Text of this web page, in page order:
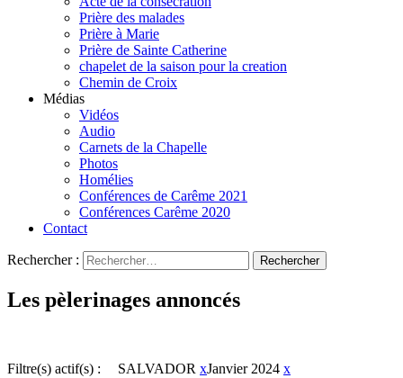
Prière des malades
Prière à Marie
Prière de Sainte Catherine
chapelet de la saison pour la creation
Chemin de Croix
Médias
Vidéos
Audio
Carnets de la Chapelle
Photos
Homélies
Conférences de Carême 2021
Conférences Carême 2020
Contact
Rechercher :
Les pèlerinages annoncés
Filtre(s) actif(s) : SALVADOR xJanvier 2024 x